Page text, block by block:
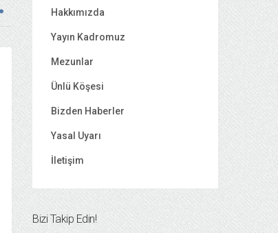
Hakkımızda
Yayın Kadromuz
Mezunlar
Ünlü Köşesi
Bizden Haberler
Yasal Uyarı
İletişim
Bizi Takip Edin!